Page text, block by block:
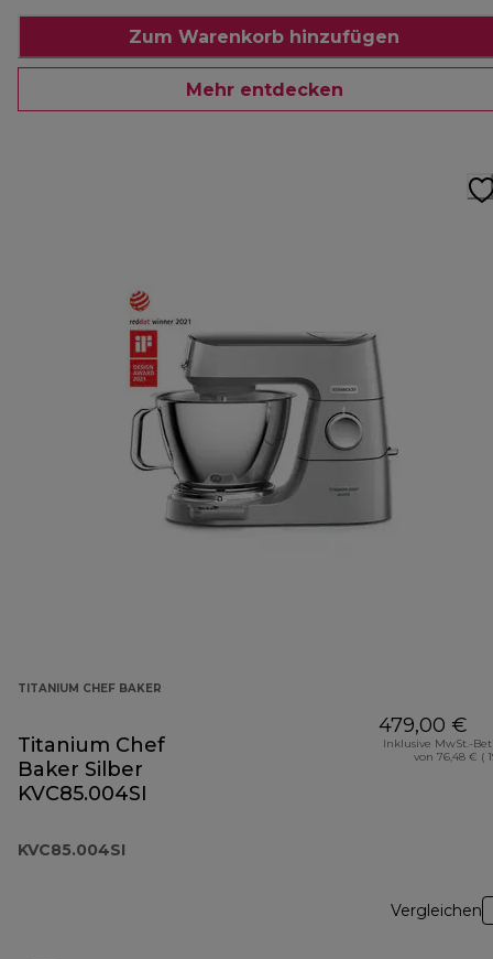
Zum Warenkorb hinzufügen
Mehr entdecken
TITANIUM CHEF BAKER
Titanium Chef
Baker Silber
KVC85.004SI
KVC85.004SI
479,00 €
Inklusive MwSt.-
von 76,48 € (
Vergleichen